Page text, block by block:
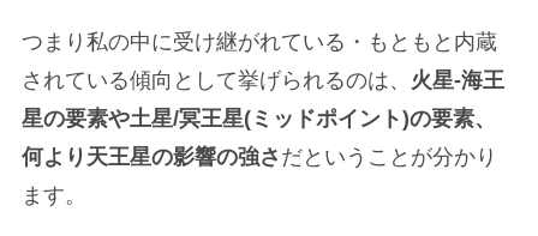
つまり私の中に受け継がれている・もともと内蔵
されている傾向として挙げられるのは、
火星-海王
星の要素や土星/冥王星(ミッドポイント)の要素、
何より天王星の影響の強さ だということが分かり
ます。